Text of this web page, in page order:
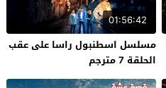
01:56:42
مسلسل اسطنبول راسا على عقب
الحلقة 7 مترجم